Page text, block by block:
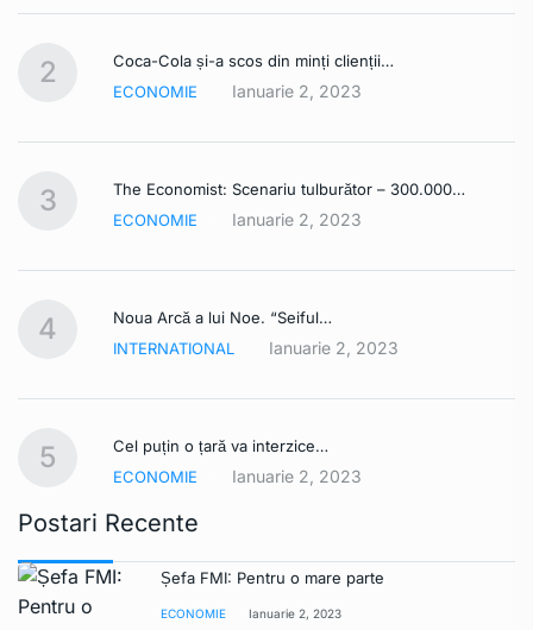
2
Coca-Cola și-a scos din minți clienții…
ECONOMIE
Ianuarie 2, 2023
3
The Economist: Scenariu tulburător – 300.000…
ECONOMIE
Ianuarie 2, 2023
4
Noua Arcă a lui Noe. “Seiful…
INTERNATIONAL
Ianuarie 2, 2023
5
Cel puțin o țară va interzice…
ECONOMIE
Ianuarie 2, 2023
Postari Recente
Șefa FMI: Pentru o mare parte
ECONOMIE Ianuarie 2, 2023